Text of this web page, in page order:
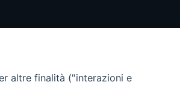
altre finalità ("interazioni e